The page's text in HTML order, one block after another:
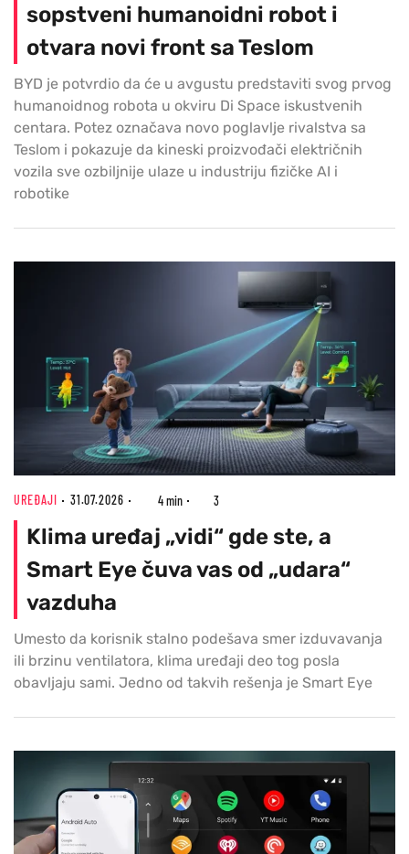
sopstveni humanoidni robot i
otvara novi front sa Teslom
BYD je potvrdio da će u avgustu predstaviti svog prvog
humanoidnog robota u okviru Di Space iskustvenih
centara. Potez označava novo poglavlje rivalstva sa
Teslom i pokazuje da kineski proizvođači električnih
vozila sve ozbiljnije ulaze u industriju fizičke AI i
robotike
UREĐAJI 31.07.2026 4 min 3
Klima uređaj „vidi“ gde ste, a
Smart Eye čuva vas od „udara“
vazduha
Umesto da korisnik stalno podešava smer izduvavanja
ili brzinu ventilatora, klima uređaji deo tog posla
obavljaju sami. Jedno od takvih rešenja je Smart Eye